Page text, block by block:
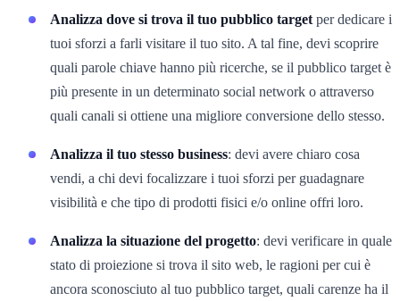
Analizza dove si trova il tuo pubblico target per dedicare i
tuoi sforzi a farli visitare il tuo sito. A tal fine, devi scoprire
quali parole chiave hanno più ricerche, se il pubblico target è
più presente in un determinato social network o attraverso
quali canali si ottiene una migliore conversione dello stesso.
Analizza il tuo stesso business: devi avere chiaro cosa
vendi, a chi devi focalizzare i tuoi sforzi per guadagnare
visibilità e che tipo di prodotti fisici e/o online offri loro.
Analizza la situazione del progetto: devi verificare in quale
stato di proiezione si trova il sito web, le ragioni per cui è
ancora sconosciuto al tuo pubblico target, quali carenze ha il